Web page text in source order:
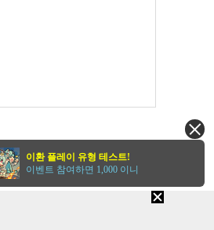
이환 플레이 유형 테스트!
이벤트 참여하면 1,000 이니